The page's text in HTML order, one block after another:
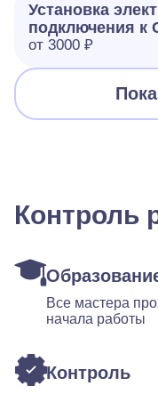
Установка
подключения к
от 3000 ₽
Контроль
Все мастера
начала работы
Контроль